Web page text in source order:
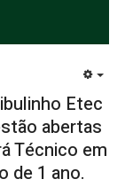
Etec
abertas
Técnico em
de 1 ano.